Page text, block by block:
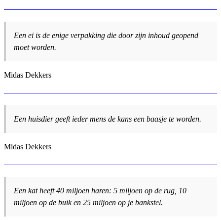
Een ei is de enige verpakking die door zijn inhoud geopend
moet worden.
Midas Dekkers
Een huisdier geeft ieder mens de kans een baasje te worden.
Midas Dekkers
Een kat heeft 40 miljoen haren: 5 miljoen op de rug, 10
miljoen op de buik en 25 miljoen op je bankstel.